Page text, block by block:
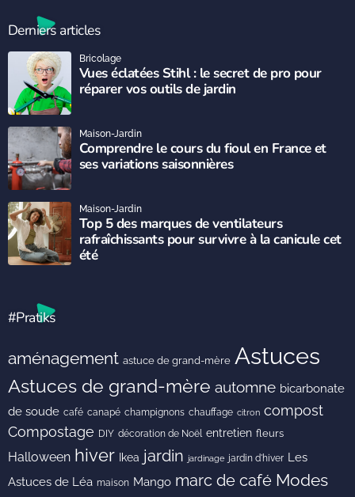
Derniers articles
Vues éclatées Stihl : le secret de pro pour
réparer vos outils de jardin
Bricolage
Comprendre le cours du fioul en France et
ses variations saisonnières
Maison-Jardin
Top 5 des marques de ventilateurs
rafraîchissants pour survivre à la canicule cet
été
Maison-Jardin
#Pratiks
aménagement astuce de grand-mère Astuces
Astuces de grand-mère automne bicarbonate
de soude café canapé champignons chauffage citron compost
Compostage DIY décoration de Noël entretien fleurs
Halloween hiver Ikea jardin jardinage jardin d'hiver Les
Astuces de Léa maison Mango marc de café Modes